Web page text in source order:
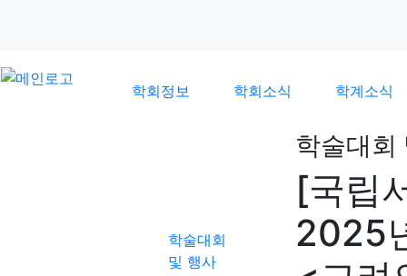
학회정보 학회소식 학계소식
학술대회
및 행사
학술대회
[국립
2025